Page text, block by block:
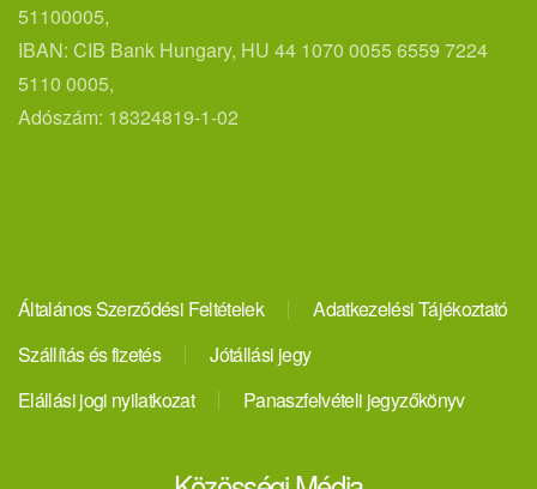
51100005,
IBAN: CIB Bank Hungary, HU 44 1070 0055 6559 7224
5110 0005,
Adószám: 18324819-1-02
Általános Szerződési Feltételek
Adatkezelési Tájékoztató
Szállítás és fizetés
Jótállási jegy
Elállási jogi nyilatkozat
Panaszfelvételi jegyzőkönyv